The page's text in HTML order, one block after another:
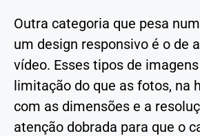
Outra categoria que pesa
um design responsivo é o de
vídeo. Esses tipos de
limitação do que as fotos, na
com as dimensões e a
atenção dobrada para que o